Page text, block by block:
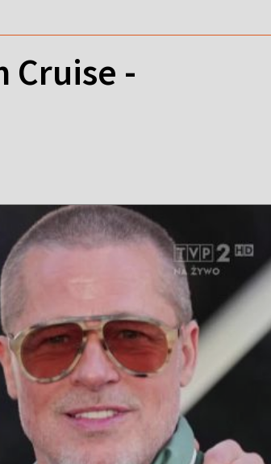
Cruise -